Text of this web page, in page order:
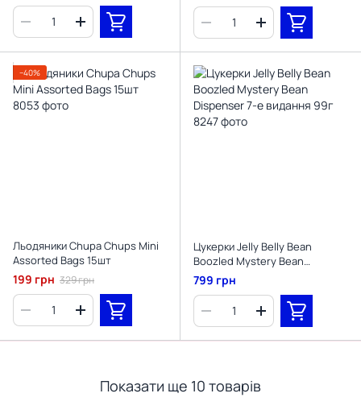
−40%
Льодяники Chupa Chups Mini
Assorted Bags 15шт
199 грн 329 грн
Цукерки Jelly Belly Bean
Boozled Mystery Bean
Dispenser 7-е видання 99г
799 грн
Показати ще 10 товарів